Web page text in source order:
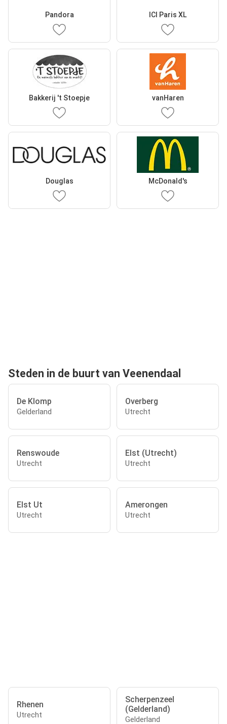
Pandora ICI Paris XL
Bakkerij 't Stoepje vanHaren
Douglas McDonald's
Steden in de buurt van Veenendaal
De Klomp
Gelderland
Overberg
Utrecht
Renswoude
Utrecht
Elst (Utrecht)
Utrecht
Elst Ut
Utrecht
Amerongen
Utrecht
Rhenen
Utrecht
Scherpenzeel
(Gelderland)
Gelderland